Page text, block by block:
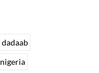
dadaab
nigeria